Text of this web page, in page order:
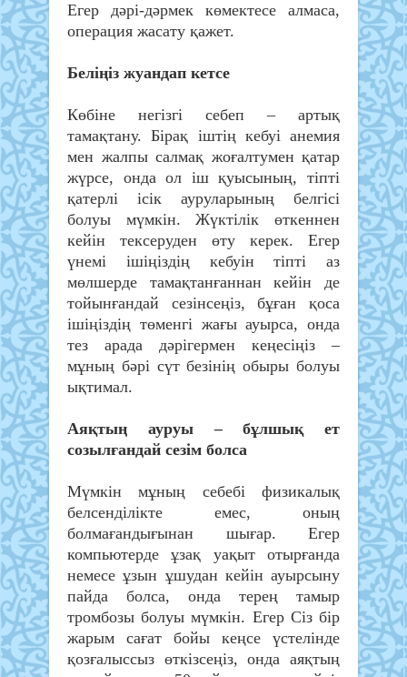
Егер дәрі-дәрмек көмектесе алмаса,
операция жасату қажет.
Беліңіз жуандап кетсе
Көбіне негізгі себеп – артық
тамақтану. Бірақ іштің кебуі анемия
мен жалпы салмақ жоғалтумен қатар
жүрсе, онда ол іш қуысының, тіпті
қатерлі ісік ауруларының белгісі
болуы мүмкін. Жүктілік өткеннен
кейін тексеруден өту керек. Егер
үнемі ішіңіздің кебуін тіпті аз
мөлшерде тамақтанғаннан кейін де
тойынғандай сезінсеңіз, бұған қоса
ішіңіздің төменгі жағы ауырса, онда
тез арада дәрігермен кеңесіңіз –
мұның бәрі сүт безінің обыры болуы
ықтимал.
Аяқтың ауруы – бұлшық ет
созылғандай сезім болса
Мүмкін мұның себебі физикалық
белсенділікте емес, оның
болмағандығынан шығар. Егер
компьютерде ұзақ уақыт отырғанда
немесе ұзын ұшудан кейін ауырсыну
пайда болса, онда терең тамыр
тромбозы болуы мүмкін. Егер Сіз бір
жарым сағат бойы кеңсе үстелінде
қозғалыссыз өткізсеңіз, онда аяқтың